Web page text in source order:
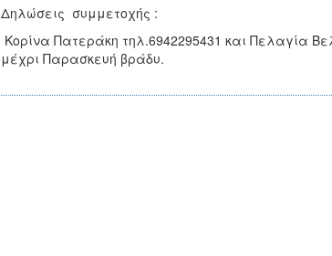
Δηλώσεις συμμετοχής :
Κορίνα Πατεράκη τηλ.6942295431 και Πελαγία
μέχρι Παρασκευή βράδυ.